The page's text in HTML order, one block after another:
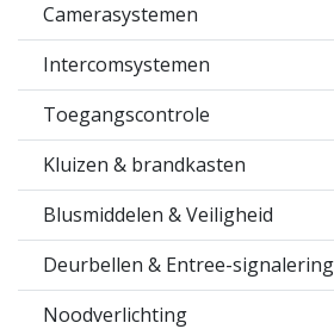
Camerasystemen
Intercomsystemen
Toegangscontrole
Kluizen & brandkasten
Blusmiddelen & Veiligheid
Deurbellen & Entree-signalering
Noodverlichting